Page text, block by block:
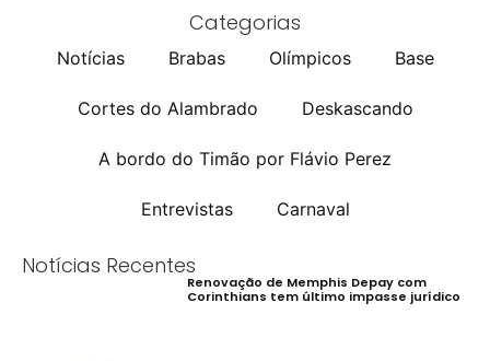
Categorias
Notícias Brabas Olímpicos Base
Cortes do Alambrado Deskascando
A bordo do Timão por Flávio Perez
Entrevistas Carnaval
Notícias Recentes
Renovação de Memphis Depay com
Corinthians tem último impasse jurídico